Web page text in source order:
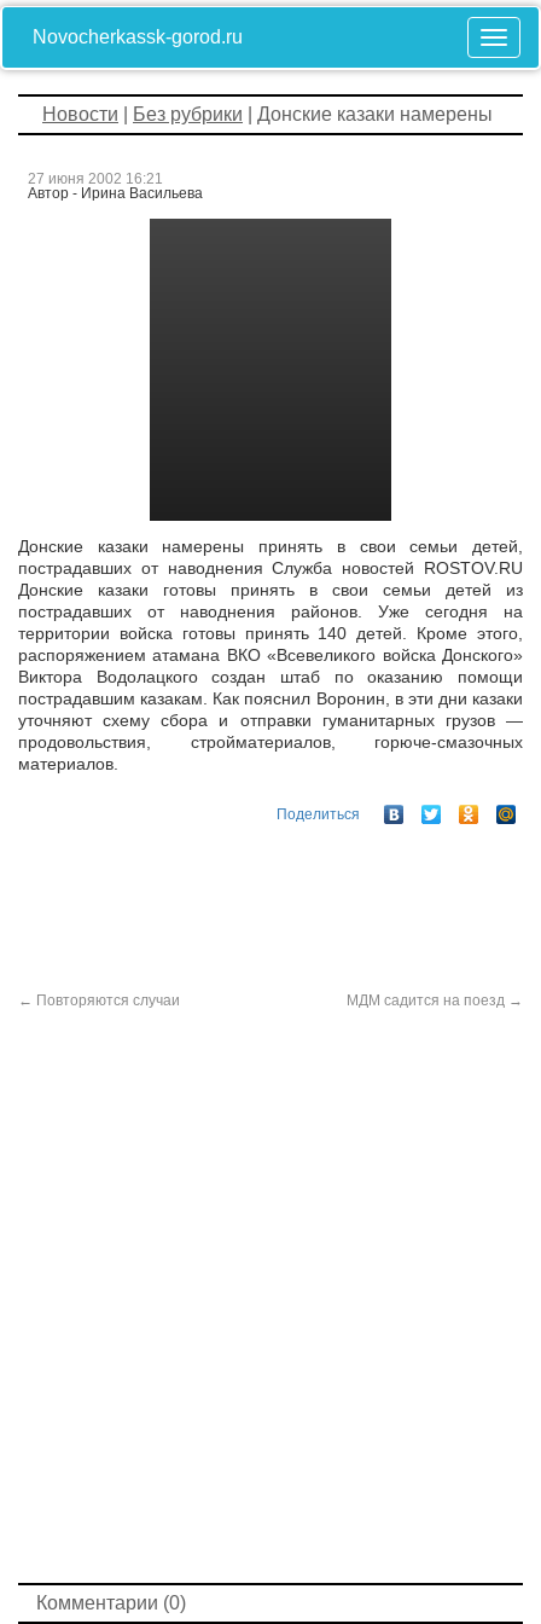
Novocherkassk-gorod.ru
Новости Без рубрики | Донские казаки намерены
27 июня 2002 16:21
Автор - Ирина Васильева
Донские казаки намерены принять в свои семьи детей,
пострадавших от наводнения Служба новостей ROSTOV.RU
Донские казаки готовы принять в свои семьи детей из
пострадавших от наводнения районов. Уже сегодня на
территории войска готовы принять 140 детей. Кроме этого,
распоряжением атамана ВКО «Всевеликого войска Донского»
Виктора Водолацкого создан штаб по оказанию помощи
пострадавшим казакам. Как пояснил Воронин, в эти дни казаки
уточняют схему сбора и отправки гуманитарных грузов —
продовольствия, стройматериалов, горюче-смазочных
материалов.
Поделиться
← Повторяются случаи МДМ садится на поезд →
Комментарии (0)